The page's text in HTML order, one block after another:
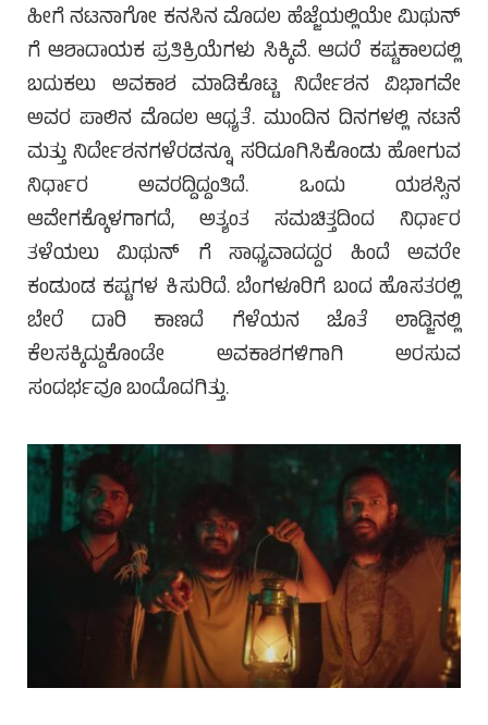
ಹೀಗೆ ನಟನಾಗೋ ಕನಸಿನ ಮೊದಲ ಹೆಜ್ಜೆಯಲ್ಲಿಯೇ ಮಿಥುನ್
ಗೆ ಆಶಾದಾಯಕ ಪ್ರತಿಕ್ರಿಯೆಗಳು ಸಿಕ್ಕಿವೆ. ಆದರೆ ಕಷ್ಟಕಾಲದಲ್ಲಿ
ಬದುಕಲು ಅವಕಾಶ ಮಾಡಿಕೊಟ್ಟ ನಿರ್ದೇಶನ ವಿಭಾಗವೇ
ಅವರ ಪಾಲಿನ ಮೊದಲ ಆಧ್ಯತೆ. ಮುಂದಿನ ದಿನಗಳಲ್ಲಿ ನಟನೆ
ಮತ್ತು ನಿರ್ದೇಶನಗಳೆರಡನ್ನೂ ಸರಿದೂಗಿಸಿಕೊಂಡು ಹೋಗುವ
ನಿರ್ಧಾರ ಅವರದ್ದಿದ್ದಂತಿದೆ. ಒಂದು ಯಶಸ್ಸಿನ
ಆವೇಗಕ್ಕೊಳಗಾಗದೆ, ಅತ್ಯಂತ ಸಮಚಿತ್ತದಿಂದ ನಿರ್ಧಾರ
ತಳೆಯಲು ಮಿಥುನ್ ಗೆ ಸಾಧ್ಯವಾದದ್ದರ ಹಿಂದೆ ಅವರೇ
ಕಂಡುಂಡ ಕಷ್ಟಗಳ ಕಿಸುರಿದೆ. ಬೆಂಗಳೂರಿಗೆ ಬಂದ ಹೊಸತರಲ್ಲಿ
ಬೇರೆ ದಾರಿ ಕಾಣದೆ ಗೆಳೆಯನ ಜೊತೆ ಲಾಡ್ಜಿನಲ್ಲಿ
ಕೆಲಸಕ್ಕಿದ್ದುಕೊಂಡೇ ಅವಕಾಶಗಳಿಗಾಗಿ ಅರಸುವ
ಸಂದರ್ಭವೂ ಬಂದೊದಗಿತ್ತು.